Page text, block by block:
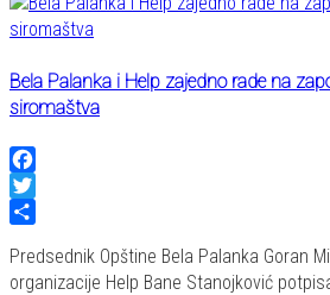
Bela Palanka i Help zajedno rade na
siromaštva
Facebook
Twitter
Predsednik Opštine Bela Palanka Goran
organizacije Help Bane Stanojković